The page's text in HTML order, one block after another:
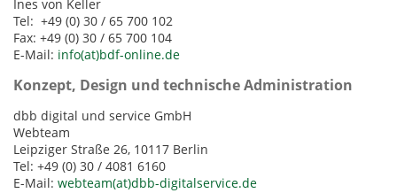
Ines von Keller
Tel: +49 (0) 30 / 65 700 102
Fax: +49 (0) 30 / 65 700 104
E-Mail: info(at)bdf-online.de
Konzept, Design und technische Administration
dbb digital und service GmbH
Webteam
Leipziger Straße 26, 10117 Berlin
Tel: +49 (0) 30 / 4081 6160
E-Mail: webteam(at)dbb-digitalservice.de